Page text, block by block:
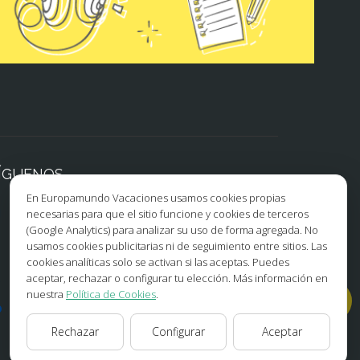
Facebook
X/Twitter
Blog
Opiniones
Instagram
TikTok
Youtube
Pinterest
En Europamundo Vacaciones usamos cookies propias
necesarias para que el sitio funcione y cookies de terceros
(Google Analytics) para analizar su uso de forma agregada. No
usamos cookies publicitarias ni de seguimiento entre sitios. Las
cookies analíticas solo se activan si las aceptas. Puedes
aceptar, rechazar o configurar tu elección. Más información en
nuestra Política de Cookies.
Rechazar Configurar Aceptar